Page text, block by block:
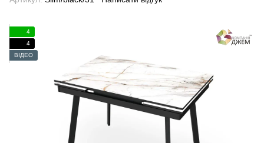
4
4
ВІДЕО